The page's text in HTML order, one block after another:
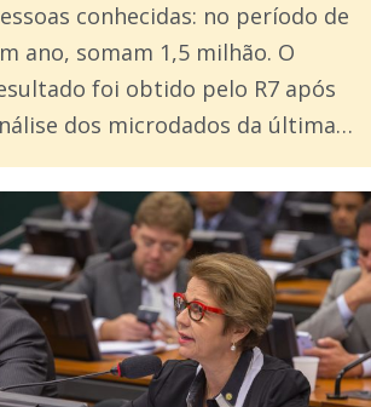
conhecidas: no período de
ano, somam 1,5 milhão. O
foi obtido pelo R7 após
dos microdados da última…